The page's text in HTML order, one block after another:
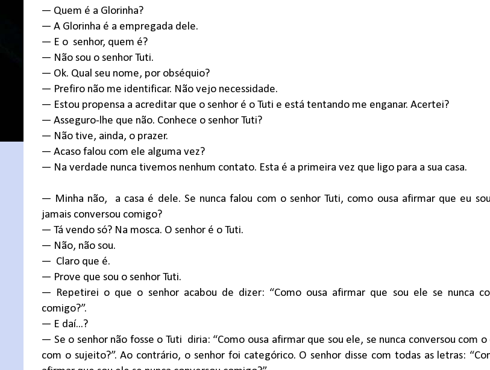
— Quem é a Glorinha?
— A Glorinha é a empregada dele.
— E o senhor, quem é?
— Não sou o senhor Tuti.
— Ok. Qual seu nome, por obséquio?
— Prefiro não me identificar. Não vejo necessidade.
— Estou propensa a acreditar que o senhor é o Tuti e está tentando me enganar. Acertei?
— Asseguro-lhe que não. Conhece o senhor Tuti?
— Não tive, ainda, o prazer.
— Acaso falou com ele alguma vez?
— Na verdade nunca tivemos nenhum contato. Esta é a primeira vez que ligo para a sua casa.
— Minha não,
a casa é dele. Se nunca falou com o senhor Tuti, como ousa afirmar que eu
jamais conversou comigo?
— Tá vendo só? Na mosca. O senhor é o Tuti.
— Não, não sou.
— Claro que é.
— Prove que sou o senhor Tuti.
— Repetirei o que o senhor acabou de dizer: “Como ousa afirmar que sou ele se nunca
comigo?”.
— E daí...?
— Se o senhor não fosse o Tuti diria: “Como ousa afirmar que sou ele, se nunca conversou com o
com o sujeito?”. Ao contrário, o senhor foi categórico. O senhor disse com todas as letras: